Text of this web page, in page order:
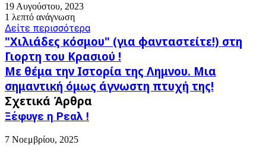
19 Αυγούστου, 2023
1 λεπτό ανάγνωση
Δείτε περισσότερα
"Χιλιάδες
κόσμου"
(για
φανταστείτε!)
στη
Γιορτη
του
Κρασιού
"Χιλιάδες κόσμου" (για φανταστείτε!) στη
Γιορτη του Κρασιού !
Με
θέμα
την
Ιστορία
της
Λημνου.
Μια
σημαντική
Με θέμα την Ιστορία της Λημνου. Μια
σημαντική όμως άγνωστη πτυχή της!
Σχετικά Άρθρα
Ξέφυγε η Ρεαλ !
7 Νοεμβρίου, 2025